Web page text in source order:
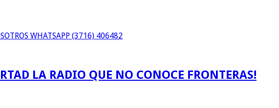
WHATSAPP (3716) 406482
LA RADIO QUE NO CONOCE FRONTERAS!